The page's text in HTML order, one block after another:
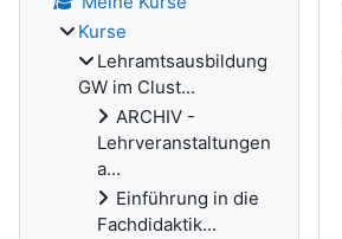
Kurse
Lehramtsausbildung
GW im Clust...
ARCHIV -
Lehrveranstaltungen
a...
Einführung in die
Fachdidaktik...